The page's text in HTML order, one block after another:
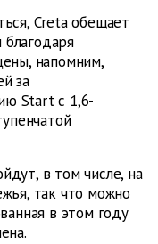
Creta обещает
напомним,
за
Start с 1,6-
в том числе, на
так что можно
в этом году